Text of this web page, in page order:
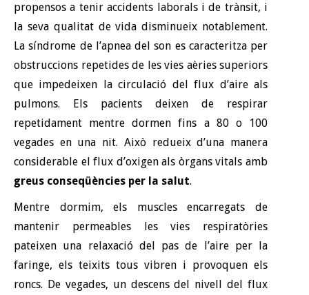
propensos a tenir accidents laborals i de trànsit, i
la seva qualitat de vida disminueix notablement.
La síndrome de l’apnea del son es caracteritza per
obstruccions repetides de les vies aèries superiors
que impedeixen la circulació del flux d’aire als
pulmons. Els pacients deixen de respirar
repetidament mentre dormen fins a 80 o 100
vegades en una nit. Això redueix d’una manera
considerable el flux d’oxigen als òrgans vitals amb
greus conseqüències per la salut.
Mentre dormim, els muscles encarregats de
mantenir permeables les vies respiratòries
pateixen una relaxació del pas de l’aire per la
faringe, els teixits tous vibren i provoquen els
roncs. De vegades, un descens del nivell del flux